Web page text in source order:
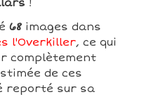
!
68 images dans
l'Overkiller, ce qui
complètement
de ces
reporté sur sa